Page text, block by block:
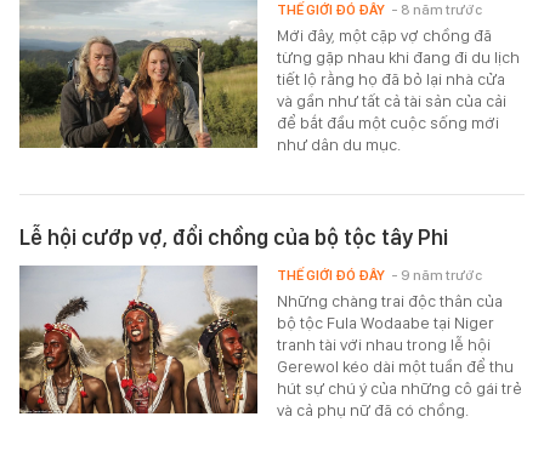
Mới đây, một cặp vợ chồng đã
từng gặp nhau khi đang đi du lịch
tiết lộ rằng họ đã bỏ lại nhà cửa
và gần như tất cả tài sản của cải
để bắt đầu một cuộc sống mới
như dân du mục.
THẾ GIỚI ĐÓ ĐÂY - 8 năm trước
Lễ hội cướp vợ, đổi chồng của bộ tộc tây Phi
Những chàng trai độc thân của
bộ tộc Fula Wodaabe tại Niger
tranh tài với nhau trong lễ hội
Gerewol kéo dài một tuần để thu
hút sự chú ý của những cô gái trẻ
và cả phụ nữ đã có chồng.
THẾ GIỚI ĐÓ ĐÂY - 9 năm trước